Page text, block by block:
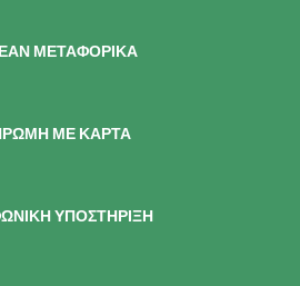
ΜΕΤΑΦΟΡΙΚΑ
ΜΕ ΚΑΡΤΑ
ΥΠΟΣΤΗΡΙΞΗ